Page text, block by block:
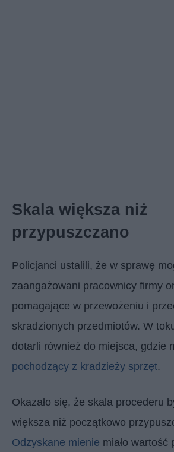
Skala większa niż
przypuszczano
Policjanci ustalili, że w sprawę
zaangażowani pracownicy firmy
pomagające w przewożeniu i
skradzionych przedmiotów. W
dotarli również do miejsca, gdzie
pochodzący z kradzieży sprzęt.
Okazało się, że skala procederu
większa niż początkowo
Odzyskane mienie miało wartość